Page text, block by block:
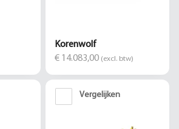
Korenwolf
€ 14.083,00 (excl. btw)
Vergelijken